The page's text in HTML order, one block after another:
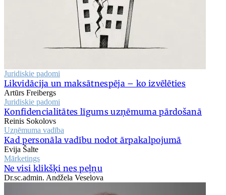
Juridiskie padomi
Likvidācija un maksātnespēja – ko izvēlēties
Artūrs Freibergs
Juridiskie padomi
Konfidencialitātes līgums uzņēmuma pārdošanā
Reinis Sokolovs
Uzņēmuma vadība
Kad personāla vadību nodot ārpakalpojumā
Evija Šalte
Mārketings
Ne visi klikšķi nes peļņu
Dr.sc.admin. Andžela Veselova